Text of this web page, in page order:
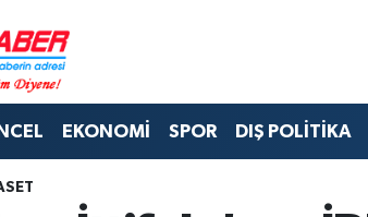
EKONOMİ SPOR DIŞ POLİTİKA